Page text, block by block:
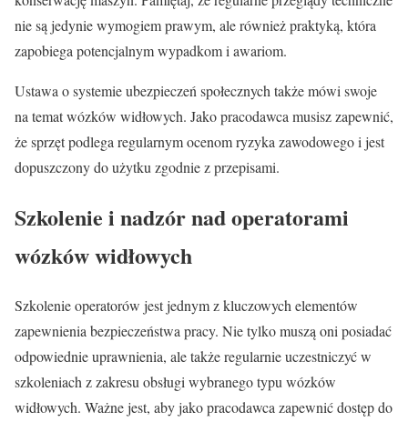
nie są jedynie wymogiem prawym, ale również praktyką, która
zapobiega potencjalnym wypadkom i awariom.
Ustawa o systemie ubezpieczeń społecznych także mówi swoje
na temat wózków widłowych. Jako pracodawca musisz zapewnić,
że sprzęt podlega regularnym ocenom ryzyka zawodowego i jest
dopuszczony do użytku zgodnie z przepisami.
Szkolenie i nadzór nad operatorami
wózków widłowych
Szkolenie operatorów jest jednym z kluczowych elementów
zapewnienia bezpieczeństwa pracy. Nie tylko muszą oni posiadać
odpowiednie uprawnienia, ale także regularnie uczestniczyć w
szkoleniach z zakresu obsługi wybranego typu wózków
widłowych. Ważne jest, aby jako pracodawca zapewnić dostęp do